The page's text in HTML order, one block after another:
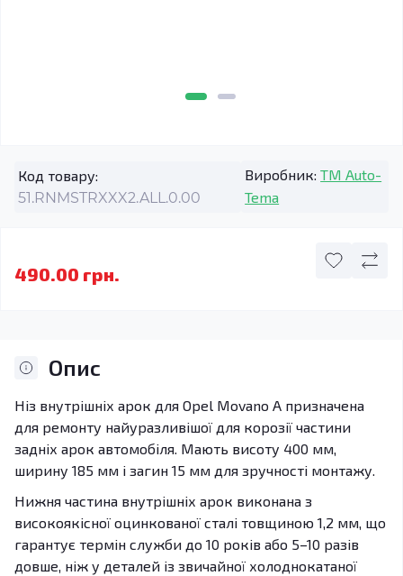
Код товару:
51.RNMSTRXXX2.ALL.0.00
Виробник: TM Auto-
Tema
490.00 грн.
Опис
Ніз внутрішніх арок для Opel Movano A призначена
для ремонту найуразливішої для корозії частини
задніх арок автомобіля. Мають висоту 400 мм,
ширину 185 мм і загин 15 мм для зручності монтажу.
Нижня частина внутрішніх арок виконана з
високоякісної оцинкованої сталі товщиною 1,2 мм, що
гарантує термін служби до 10 років або 5–10 разів
довше, ніж у деталей із звичайної холоднокатаної